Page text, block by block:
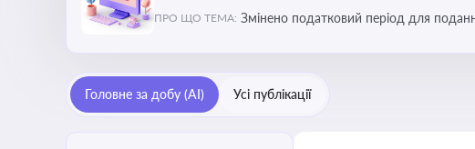
ПРО ЩО ТЕМА: Змінено податковий період для
Головне за добу (AI) Усі публікації